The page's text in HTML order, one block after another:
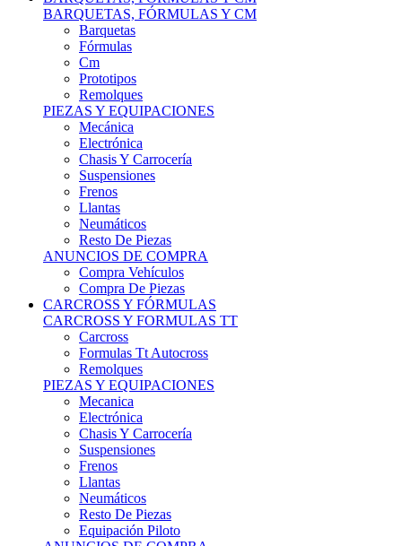
Barquetas
Fórmulas
Cm
Prototipos
Remolques
PIEZAS Y EQUIPACIONES
Mecánica
Electrónica
Chasis Y Carrocería
Suspensiones
Frenos
Llantas
Neumáticos
Resto De Piezas
ANUNCIOS DE COMPRA
Compra Vehículos
Compra De Piezas
CARCROSS Y FÓRMULAS
CARCROSS Y FORMULAS TT
Carcross
Formulas Tt Autocross
Remolques
PIEZAS Y EQUIPACIONES
Mecanica
Electrónica
Chasis Y Carrocería
Suspensiones
Frenos
Llantas
Neumáticos
Resto De Piezas
Equipación Piloto
ANUNCIOS DE COMPRA
Compra De Cc Y Tt